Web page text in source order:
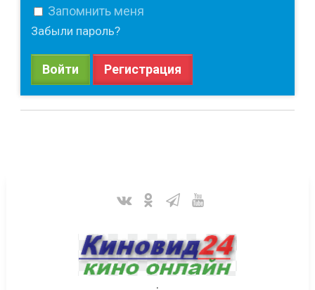
Запомнить меня
Забыли пароль?
Войти Регистрация
.